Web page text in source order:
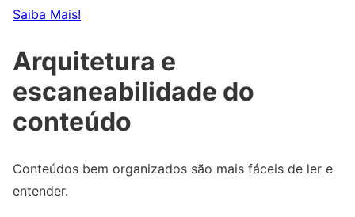
Saiba Mais!
Arquitetura e
escaneabilidade do
conteúdo
Conteúdos bem organizados são mais fáceis de ler e
entender.